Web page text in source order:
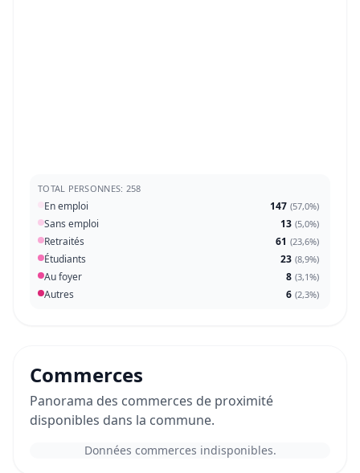
TOTAL PERSONNES: 258
En emploi 147 (57,0%)
Sans emploi 13 (5,0%)
Retraités 61 (23,6%)
Étudiants 23 (8,9%)
Au foyer 8 (3,1%)
Autres 6 (2,3%)
Commerces
Panorama des commerces de proximité
disponibles dans la commune.
Données commerces indisponibles.